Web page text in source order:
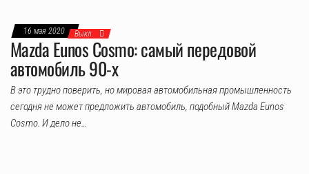
16 мая 2020 Выкл.
Mazda Eunos Cosmo: самый передовой
автомобиль 90-х
В это трудно поверить, но мировая автомобильная промышленность
сегодня не может предложить автомобиль, подобный Mazda Eunos
Cosmo. И дело не…